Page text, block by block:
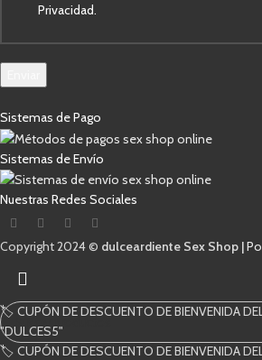
Privacidad.
Sistemas de Pago
Sistemas de Envío
Nuestras Redes Sociales
Copyright 2024 © dulceardiente Sex Shop |
Comienza a escribir para ver los productos
🏷️ CUPÓN DE DESCUENTO DE BIENVENIDA
"DULCES5"
🏷️ CUPÓN DE DESCUENTO DE BIENVENIDA